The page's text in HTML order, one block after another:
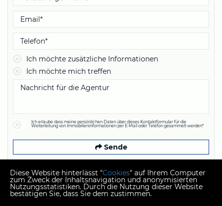
Ich möchte zusätzliche Informationen
Ich möchte mich treffen
Ich erlaube dass meine persönlichen Daten über dieses Kontaktformular für die
Weiterleitung von Immobilieninformationen per E-Mail oder Telefon gesammelt werden*
Sende
Diese Website hinterlässt "Cookies" auf Ihrem Computer
zum Zweck der Inhaltsnavigation und anonymisierten
Nutzungsstatistiken. Durch die Nutzung dieser Website
bestätigen Sie, dass Sie dem zustimmen.